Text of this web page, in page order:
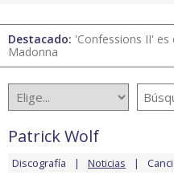
Destacado: 'Confessions II' es
Madonna
Patrick Wolf
Discografía Noticias